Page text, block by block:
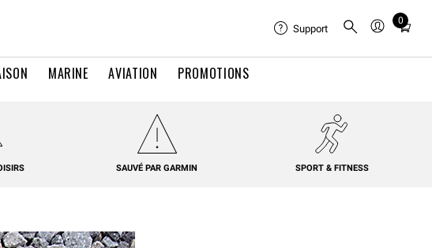
MARINE AVIATION PROMOTIONS
Support
0
Total
in
SAUVÉ PAR GARMIN SPORT & FITNESS